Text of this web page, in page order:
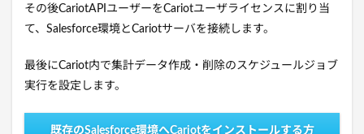
その後CariotAPIユーザーをCariotユーザライセンスに割り当
て、Salesforce環境とCariotサーバを接続します。
最後にCariot内で集計データ作成・削除のスケジュールジョブ
実行を設定します。
既存のSalesforce環境へCariotをインストールする方